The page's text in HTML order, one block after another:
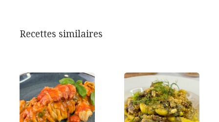
Recettes similaires